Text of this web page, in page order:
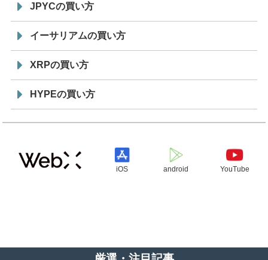
JPYCの買い方
イーサリアムの買い方
XRPの買い方
HYPEの買い方
iOS android YouTube